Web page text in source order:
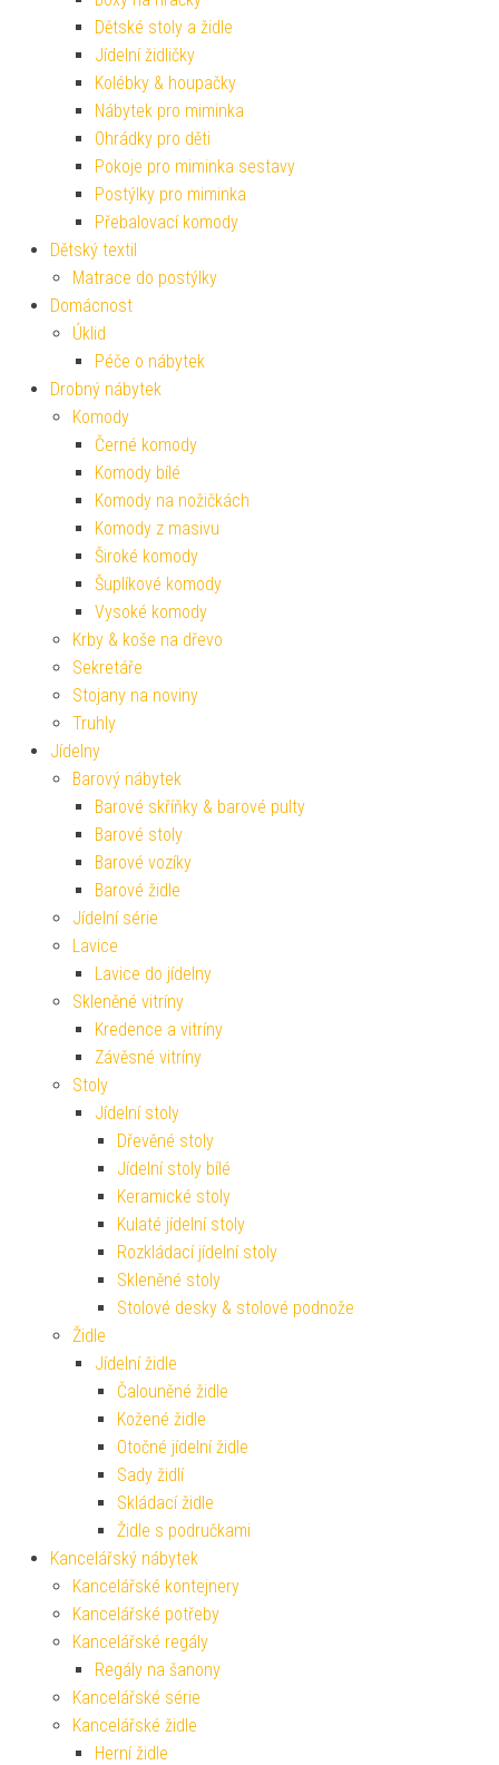
Dětské stoly a židle
Jídelní židličky
Kolébky & houpačky
Nábytek pro miminka
Ohrádky pro děti
Pokoje pro miminka sestavy
Postýlky pro miminka
Přebalovací komody
Dětský textil
Matrace do postýlky
Domácnost
Úklid
Péče o nábytek
Drobný nábytek
Komody
Černé komody
Komody bílé
Komody na nožičkách
Komody z masivu
Široké komody
Šuplíkové komody
Vysoké komody
Krby & koše na dřevo
Sekretáře
Stojany na noviny
Truhly
Jídelny
Barový nábytek
Barové skříňky & barové pulty
Barové stoly
Barové vozíky
Barové židle
Jídelní série
Lavice
Lavice do jídelny
Skleněné vitríny
Kredence a vitríny
Závěsné vitríny
Stoly
Jídelní stoly
Dřevěné stoly
Jídelní stoly bílé
Keramické stoly
Kulaté jídelní stoly
Rozkládací jídelní stoly
Skleněné stoly
Stolové desky & stolové podnože
Židle
Jídelní židle
Čalouněné židle
Kožené židle
Otočné jídelní židle
Sady židlí
Skládací židle
Židle s područkami
Kancelářský nábytek
Kancelářské kontejnery
Kancelářské potřeby
Kancelářské regály
Regály na šanony
Kancelářské série
Kancelářské židle
Herní židle